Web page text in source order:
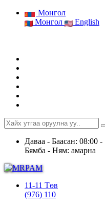
Монгол
Монгол
English
Даваа - Баасан: 08:00 -
Бямба - Ням: амарна
11-11 Төв
(976) 110